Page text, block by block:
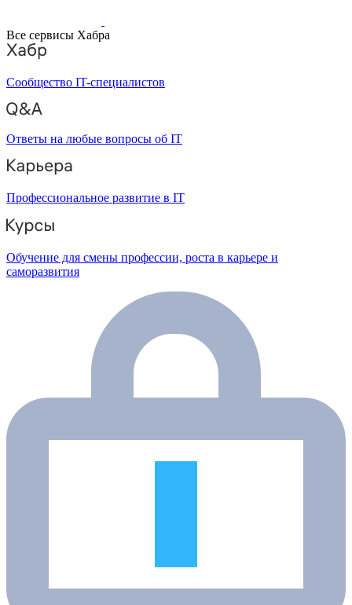
Все сервисы Хабра
Сообщество IT-специалистов
Ответы на любые вопросы об IT
Профессиональное развитие в IT
Обучение для смены профессии, роста в карьере и
саморазвития